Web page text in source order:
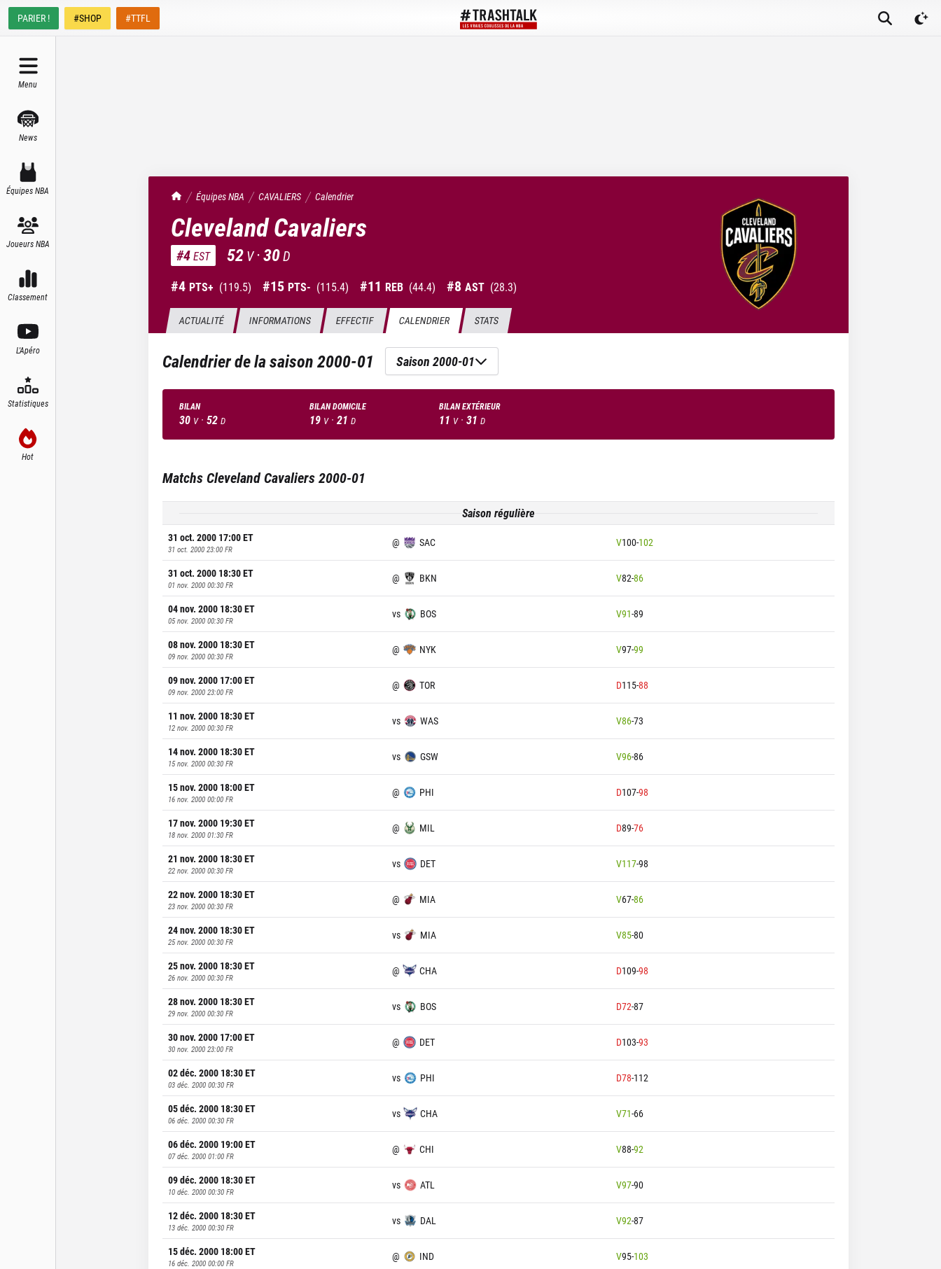
PARIER ! #SHOP #TTFL
Menu
News
Équipes NBA
Joueurs NBA
Classement
L'Apéro
Statistiques
Hot
TrashTalk Actu NBA
Équipes NBA CAVALIERS Calendrier
Cleveland Cavaliers
#4EST 52 V ·30D
#4 PTS+ (119.5) #15 PTS- (115.4) #11 REB (44.4) #8 AST (28.3)
ACTUALITÉ INFORMATIONS EFFECTIF CALENDRIER STATS
Calendrier de la saison2000-01 Saison 2000-01
BILAN
30 V · 52 D
BILAN DOMICILE
19 V · 21 D
BILAN EXTÉRIEUR
11 V · 31 D
MatchsCleveland Cavaliers2000-01
Saison régulière
31 oct. 2000 17:00ET
31 oct. 2000 23:00 FR
@ SAC V100-102
31 oct. 2000 18:30ET
01 nov. 2000 00:30 FR
@ BKN V82-86
04 nov. 2000 18:30ET
05 nov. 2000 00:30 FR
vs BOS V91-89
08 nov. 2000 18:30ET
09 nov. 2000 00:30 FR
@ NYK V97-99
09 nov. 2000 17:00ET
09 nov. 2000 23:00 FR
@ TOR D115-88
11 nov. 2000 18:30ET
12 nov. 2000 00:30 FR
vs WAS V86-73
14 nov. 2000 18:30ET
15 nov. 2000 00:30 FR
vs GSW V96-86
15 nov. 2000 18:00ET
16 nov. 2000 00:00 FR
@ PHI D107-98
17 nov. 2000 19:30ET
18 nov. 2000 01:30 FR
@ MIL D89-76
21 nov. 2000 18:30ET
22 nov. 2000 00:30 FR
vs DET V117-98
22 nov. 2000 18:30ET
23 nov. 2000 00:30 FR
@ MIA V67-86
24 nov. 2000 18:30ET
25 nov. 2000 00:30 FR
vs MIA V85-80
25 nov. 2000 18:30ET
26 nov. 2000 00:30 FR
@ CHA D109-98
28 nov. 2000 18:30ET
29 nov. 2000 00:30 FR
vs BOS D72-87
30 nov. 2000 17:00ET
30 nov. 2000 23:00 FR
@ DET D103-93
02 déc. 2000 18:30ET
03 déc. 2000 00:30 FR
vs PHI D78-112
05 déc. 2000 18:30ET
06 déc. 2000 00:30 FR
vs CHA V71-66
06 déc. 2000 19:00ET
07 déc. 2000 01:00 FR
@ CHI V88-92
09 déc. 2000 18:30ET
10 déc. 2000 00:30 FR
vs ATL V97-90
12 déc. 2000 18:30ET
13 déc. 2000 00:30 FR
vs DAL V92-87
15 déc. 2000 18:00ET
16 déc. 2000 00:00 FR
@ IND V95-103